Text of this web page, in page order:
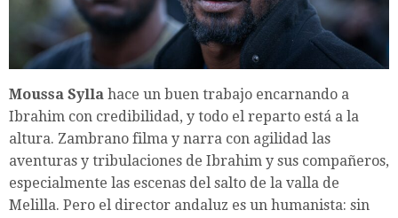
Moussa Sylla hace un buen trabajo encarnando a
Ibrahim con credibilidad, y todo el reparto está a la
altura. Zambrano filma y narra con agilidad las
aventuras y tribulaciones de Ibrahim y sus compañeros,
especialmente las escenas del salto de la valla de
Melilla. Pero el director andaluz es un humanista: sin